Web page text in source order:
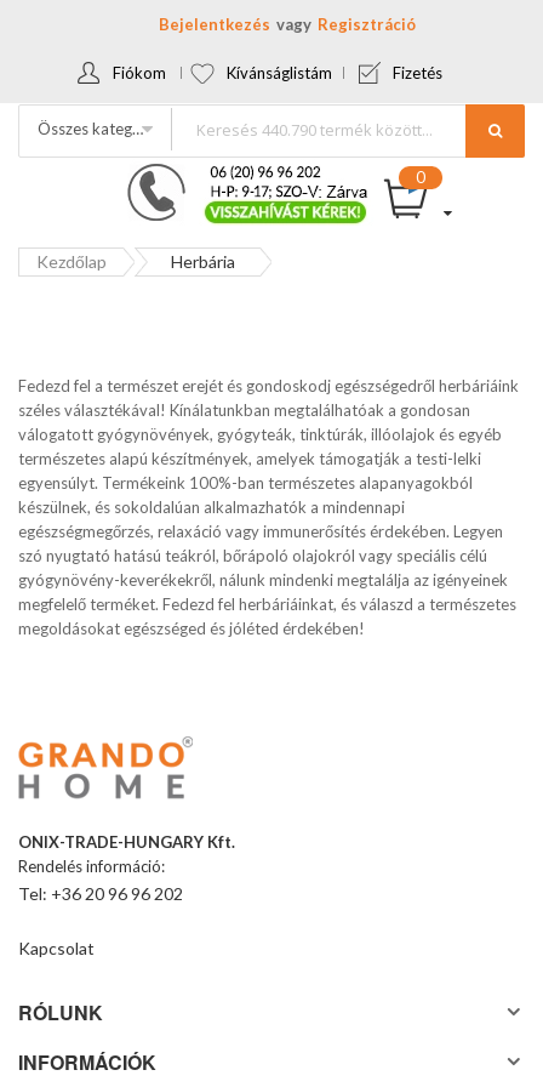
Bejelentkezés Regisztráció
Fiókom Kívánságlistám Fizetés
Összes kategória
Kezdőlap Herbária
Fedezd fel a természet erejét és gondoskodj egészségedről herbáriáink
széles választékával! Kínálatunkban megtalálhatóak a gondosan
válogatott gyógynövények, gyógyteák, tinktúrák, illóolajok és egyéb
természetes alapú készítmények, amelyek támogatják a testi-lelki
egyensúlyt. Termékeink 100%-ban természetes alapanyagokból
készülnek, és sokoldalúan alkalmazhatók a mindennapi
egészségmegőrzés, relaxáció vagy immunerősítés érdekében. Legyen
szó nyugtató hatású teákról, bőrápoló olajokról vagy speciális célú
gyógynövény-keverékekről, nálunk mindenki megtalálja az igényeinek
megfelelő terméket. Fedezd fel herbáriáinkat, és válaszd a természetes
megoldásokat egészséged és jóléted érdekében!
ONIX-TRADE-HUNGARY Kft.
Rendelés információ:
Tel: +36 20 96 96 202
Kapcsolat
RÓLUNK
INFORMÁCIÓK